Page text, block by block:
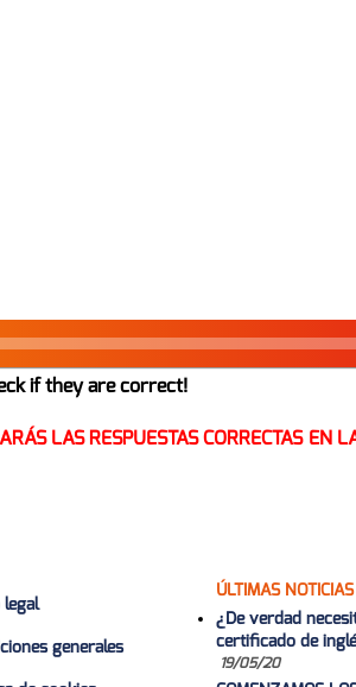
if they are correct!
LAS RESPUESTAS CORRECTAS EN
generales
ÚLTIMAS NOTICIAS
¿De verdad
certificado de
19/05/20